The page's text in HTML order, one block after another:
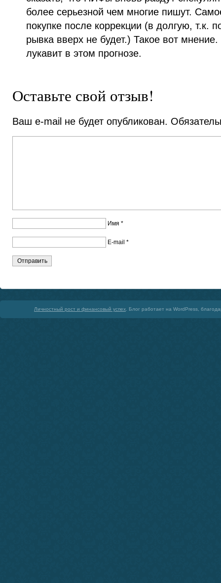
более серьезной чем многие пишут.
покупке после коррекции (в долгую, т.к.
рывка вверх не будет.) Такое вот
лукавит в этом прогнозе.
Оставьте свой отзыв!
Ваш e-mail не будет опубликован.
Имя *
E-mail *
Личностный рост и финансовый успех . Блог работает на WordPress,